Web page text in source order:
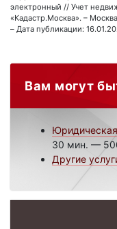
электронный // Учет
«Кадастр.Москва». –
– Дата публикации:
Вам могут
30 мин. —
Другие